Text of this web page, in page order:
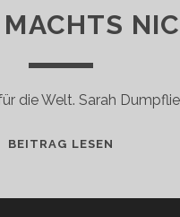
die Welt. Sarah
BEITRAG LESEN